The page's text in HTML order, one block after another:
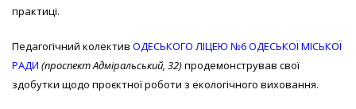
практиці.
Педагогічний колектив ОДЕСЬКОГО ЛІЦЕЮ №6 ОДЕСЬКОЇ МІСЬКОЇ
РАДИ (проспект Адміральський, 32)продемонстрував свої
здобутки щодо проєктної роботи з екологічного виховання.